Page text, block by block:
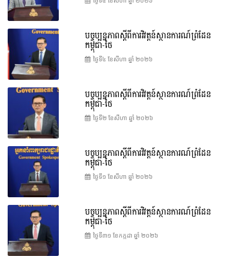
បច្ចុប្បន្នភាពស្ដីពីការវិវត្តន៍ស្ថានការណ៍ព្រំដែន
កម្ពុជា-ថៃ
ថ្ងៃទី៤ ខែ​សីហា ឆ្នាំ ២០២៦
បច្ចុប្បន្នភាពស្ដីពីការវិវត្តន៍ស្ថានការណ៍ព្រំដែន
កម្ពុជា-ថៃ
ថ្ងៃទី២ ខែ​សីហា ឆ្នាំ ២០២៦
បច្ចុប្បន្នភាពស្ដីពីការវិវត្តន៍ស្ថានការណ៍ព្រំដែន
កម្ពុជា-ថៃ
ថ្ងៃទី១ ខែ​សីហា ឆ្នាំ ២០២៦
បច្ចុប្បន្នភាពស្ដីពីការវិវត្តន៍ស្ថានការណ៍ព្រំដែន
កម្ពុជា-ថៃ
ថ្ងៃទី៣១ ខែ​កក្កដា ឆ្នាំ ២០២៦